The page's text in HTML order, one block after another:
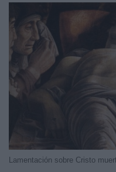
Lamentación sobre Cristo